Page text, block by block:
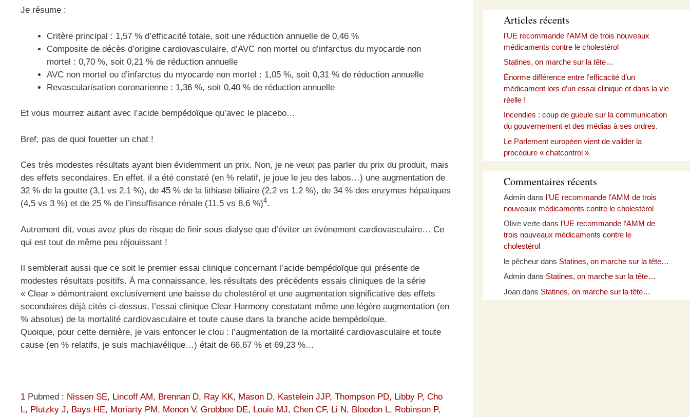
Je résume :
Critère principal : 1,57 % d’efficacité totale, soit une réduction annuelle de 0,46 %
Composite de décès d’origine cardiovasculaire, d’AVC non mortel ou d’infarctus du myocarde non
mortel : 0,70 %, soit 0,21 % de réduction annuelle
AVC non mortel ou d’infarctus du myocarde non mortel : 1,05 %, soit 0,31 % de réduction annuelle
Revascularisation coronarienne : 1,36 %, soit 0,40 % de réduction annuelle
Et vous mourrez autant avec l’acide bempédoïque qu’avec le placebo…
Bref, pas de quoi fouetter un chat !
Ces très modestes résultats ayant bien évidemment un prix. Non, je ne veux pas parler du prix du produit, mais
des effets secondaires. En effet, il a été constaté (en % relatif, je joue le jeu des labos…) une augmentation de
32 % de la goutte (3,1 vs 2,1 %), de 45 % de la lithiase biliaire (2,2 vs 1,2 %), de 34 % des enzymes hépatiques
(4,5 vs 3 %) et de 25 % de l’insuffisance rénale (11,5 vs 8,6 %)4.
Autrement dit, vous avez plus de risque de finir sous dialyse que d’éviter un évènement cardiovasculaire… Ce
qui est tout de même peu réjouissant !
Il semblerait aussi que ce soit le premier essai clinique concernant l’acide bempédoïque qui présente de
modestes résultats positifs. À ma connaissance, les résultats des précédents essais cliniques de la série
« Clear » démontraient exclusivement une baisse du cholestérol et une augmentation significative des effets
secondaires déjà cités ci-dessus, l’essai clinique Clear Harmony constatant même une légère augmentation (en
% absolus) de la mortalité cardiovasculaire et toute cause dans la branche acide bempédoïque.
Quoique, pour cette dernière, je vais enfoncer le clou : l’augmentation de la mortalité cardiovasculaire et toute
cause (en % relatifs, je suis machiavélique…) était de 66,67 % et 69,23 %…
1 Pubmed : Nissen SE, Lincoff AM, Brennan D, Ray KK, Mason D, Kastelein JJP, Thompson PD, Libby P, Cho
L, Plutzky J, Bays HE, Moriarty PM, Menon V, Grobbee DE, Louie MJ, Chen CF, Li N, Bloedon L, Robinson P,
Articles récents
l’UE recommande l’AMM de trois nouveaux
médicaments contre le cholestérol
Statines, on marche sur la tête…
Énorme différence entre l’efficacité d’un
médicament lors d’un essai clinique et dans la vie
réelle !
Incendies : coup de gueule sur la communication
du gouvernement et des médias à ses ordres.
Le Parlement européen vient de valider la
procédure « chatcontrol »
Commentaires récents
Admindans l’UE recommande l’AMM de trois
nouveaux médicaments contre le cholestérol
Olive vertedans l’UE recommande l’AMM de
trois nouveaux médicaments contre le
cholestérol
le pêcheurdans Statines, on marche sur la tête…
Admindans Statines, on marche sur la tête…
Joandans Statines, on marche sur la tête…